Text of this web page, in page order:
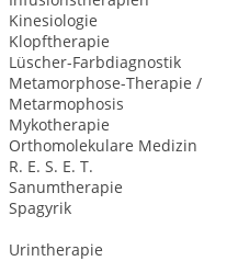
Kinesiologie
Klopftherapie
Lüscher-Farbdiagnostik
Metamorphose-Therapie /
Metarmophosis
Mykotherapie
Orthomolekulare Medizin
R. E. S. E. T.
Sanumtherapie
Spagyrik
Urintherapie